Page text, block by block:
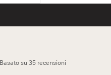
Basato su 35 recensioni